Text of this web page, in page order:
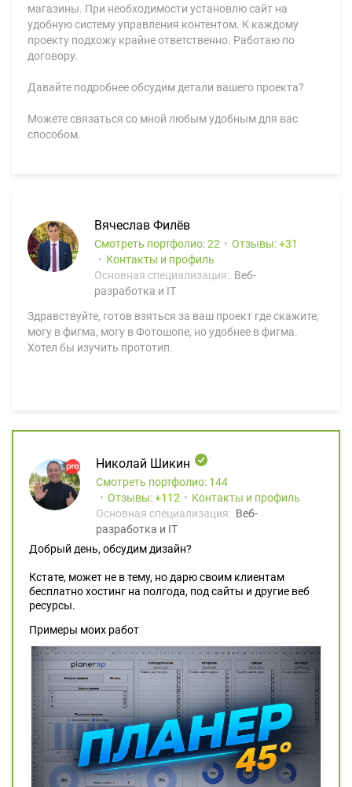
магазины. При необходимости установлю сайт на
удобную систему управления контентом. К каждому
проекту подхожу крайне ответственно. Работаю по
договору.
Давайте подробнее обсудим детали вашего проекта?
Можете связаться со мной любым удобным для вас
способом.
Вячеслав Филёв
Смотреть портфолио: 22 Отзывы:
31
Контакты и профиль
Основная специализация: Веб-
разработка и IT
Здравствуйте, готов взяться за ваш проект где скажите,
могу в фигма, могу в Фотошопе, но удобнее в фигма.
Хотел бы изучить прототип.
Николай Шикин
Смотреть портфолио: 144
Отзывы:
112
Контакты и профиль
Основная специализация: Веб-
разработка и IT
Добрый день, обсудим дизайн?
Кстате, может не в тему, но дарю своим клиентам
бесплатно хостинг на полгода, под сайты и другие веб
ресурсы.
Примеры моих работ